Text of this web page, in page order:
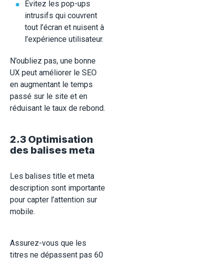
Évitez les pop-ups
intrusifs qui couvrent
tout l’écran et nuisent à
l’expérience utilisateur.
N’oubliez pas, une bonne
UX peut améliorer le SEO
en augmentant le temps
passé sur le site et en
réduisant le taux de rebond.
2.3 Optimisation
des balises meta
Les balises title et meta
description sont importante
pour capter l’attention sur
mobile.
Assurez-vous que les
titres ne dépassent pas 60